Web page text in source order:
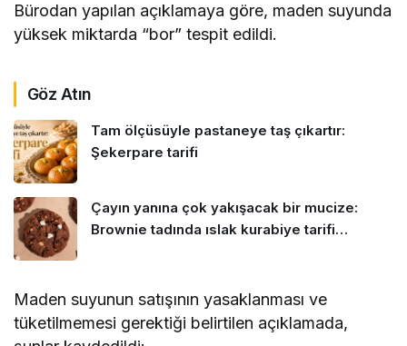
Bürodan yapılan açıklamaya göre, maden suyunda
yüksek miktarda “bor” tespit edildi.
Göz Atın
Tam ölçüsüyle pastaneye taş çıkartır:
Şekerpare tarifi
Çayın yanına çok yakışacak bir mucize:
Brownie tadında ıslak kurabiye tarifi…
Maden suyunun satışının yasaklanması ve
tüketilmemesi gerektiği belirtilen açıklamada,